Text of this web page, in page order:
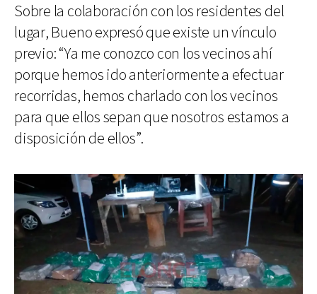
Sobre la colaboración con los residentes del
lugar, Bueno expresó que existe un vínculo
previo: “Ya me conozco con los vecinos ahí
porque hemos ido anteriormente a efectuar
recorridas, hemos charlado con los vecinos
para que ellos sepan que nosotros estamos a
disposición de ellos”.